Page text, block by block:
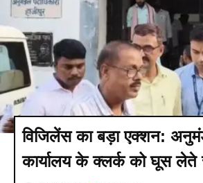
विजिलेंस का बड़ा एक्शन:
कार्यालय के क्लर्क को घूस लेते